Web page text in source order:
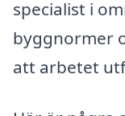
specialist i
byggnormer
att arbetet